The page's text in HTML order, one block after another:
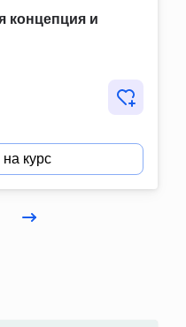
концепция и
курс